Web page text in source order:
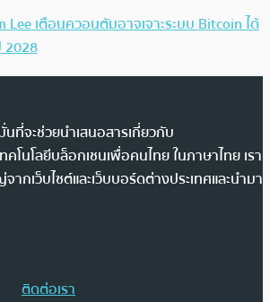
Lee เตือนควอนตัมอาจเจาะระบบ Bitcoin ได้
2028
ที่จะช่วยนำเสนอสารเกี่ยวกับ
คโนโลยีบล็อกเชนเพื่อคนไทย ในภาษาไทย เรา
กเว็บไซต์และเว็บบอร์ดต่างประเทศและนำมา
ติดต่อเรา